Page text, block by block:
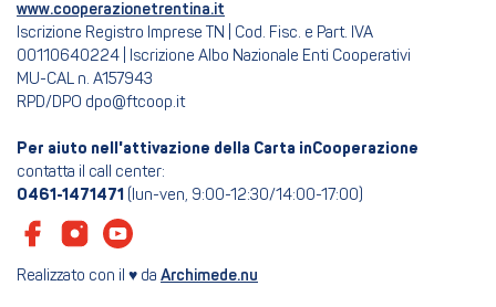
www.cooperazionetrentina.it
Iscrizione Registro Imprese TN | Cod. Fisc. e Part. IVA
00110640224 | Iscrizione Albo Nazionale Enti Cooperativi
MU-CAL n. A157943
RPD/DPO dpo@ftcoop.it
Per aiuto nell'attivazione della Carta inCooperazione
contatta il call center:
0461-1471471 (lun-ven, 9:00-12:30/14:00-17:00)
Realizzato con il ♥ da Archimede.nu